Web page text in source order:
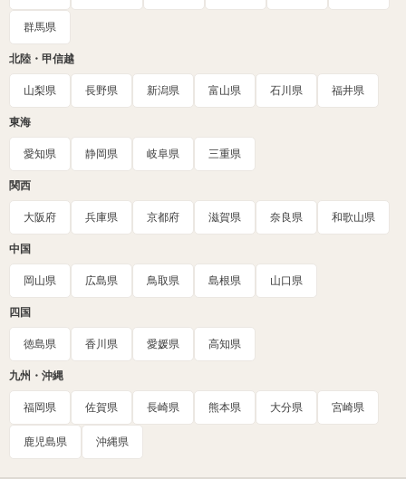
群馬県
北陸・甲信越
山梨県 長野県 新潟県 富山県 石川県 福井県
東海
愛知県 静岡県 岐阜県 三重県
関西
大阪府 兵庫県 京都府 滋賀県 奈良県 和歌山県
中国
岡山県 広島県 鳥取県 島根県 山口県
四国
徳島県 香川県 愛媛県 高知県
九州・沖縄
福岡県 佐賀県 長崎県 熊本県 大分県 宮崎県
鹿児島県 沖縄県